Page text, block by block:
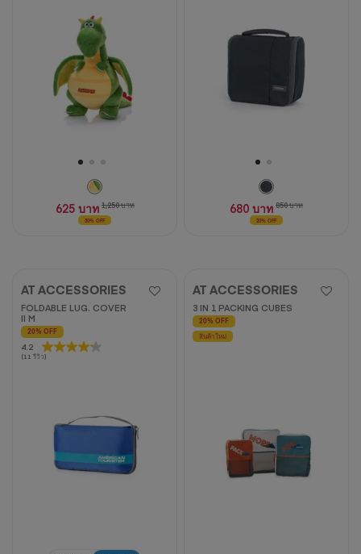
วิจารณ์
625 บาท 1,250 บาท
50% OFF
680 บาท 850 บาท
20% OFF
AT ACCESSORIES
FOLDABLE LUG. COVER
II M
20% OFF
4.2
(11 รีวิว)
4.2
จาก
AT ACCESSORIES
3 IN 1 PACKING CUBES
20% OFF
สินค้าใหม่